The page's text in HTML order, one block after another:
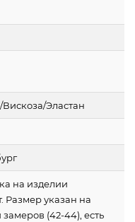
Эластан
на изделии
Размер указан на
(42-44), есть